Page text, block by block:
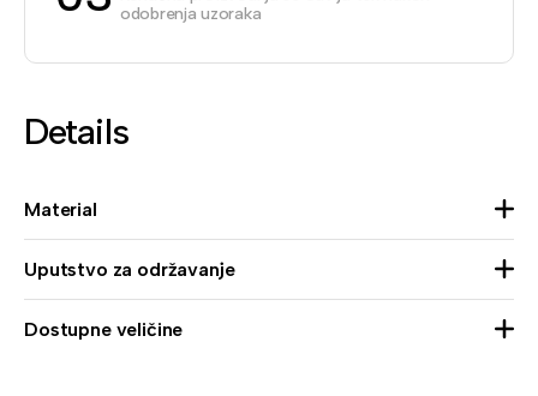
odobrenja uzoraka
Details
Material
Uputstvo za održavanje
Dostupne veličine